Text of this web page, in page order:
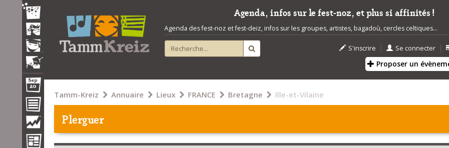
Agenda, infos sur le fest-noz, et plus si affinités !
Agenda des fest-noz et fest-deiz, infos sur les groupes, artistes, bagadoù, cercles celtiques...
S'inscrire | Se connecter |
Proposer un
Tamm-Kreiz Annuaire Lieux FRANCE Bretagne Ille-et-Vilaine
Plerguer